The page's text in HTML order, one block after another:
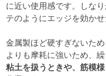
に近い使用感です。しな
テのようにエッジを効か
金属製ほど硬すぎないた
よりも摩耗に強いため、
粘土を扱うときや、筋模